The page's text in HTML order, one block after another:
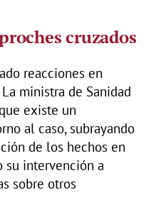
cruzados
reacciones en
ministra de Sanidad
existe un
al caso, subrayando
de los hechos en
su intervención a
sobre otros